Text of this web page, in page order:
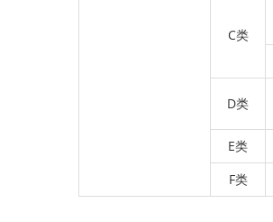
C类
D类
E类
F类